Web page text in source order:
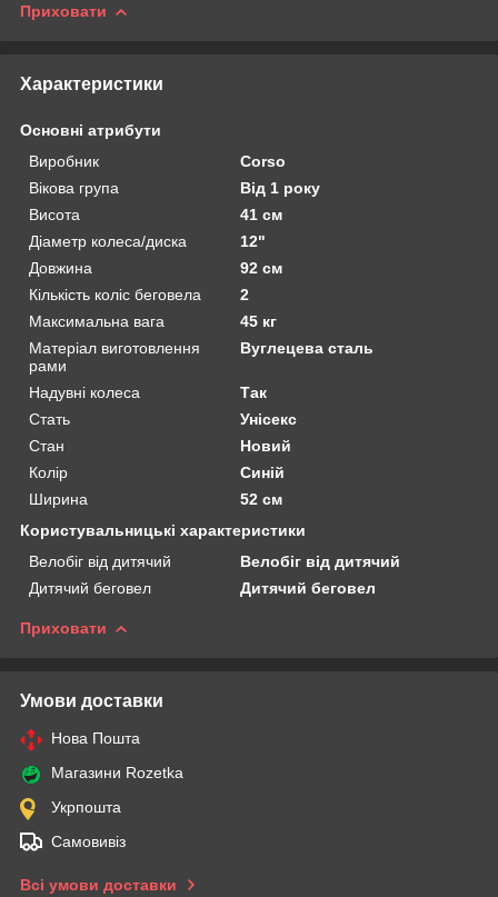
Приховати
Характеристики
Основні атрибути
Виробник
Corso
Вікова група
Від 1 року
Висота
41 см
Діаметр колеса/диска
12"
Довжина
92 см
Кількість коліс беговела
2
Максимальна вага
45 кг
Матеріал виготовлення
рами
Вуглецева сталь
Надувні колеса
Так
Стать
Унісекс
Стан
Новий
Колір
Синій
Ширина
52 см
Користувальницькі характеристики
Велобіг від дитячий
Велобіг від дитячий
Дитячий беговел
Дитячий беговел
Приховати
Умови доставки
Нова Пошта
Магазини Rozetka
Укрпошта
Самовивіз
Всі умови доставки